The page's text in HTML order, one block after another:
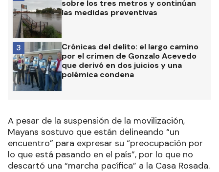
sobre los tres metros y continúan
las medidas preventivas
Crónicas del delito: el largo camino
por el crimen de Gonzalo Acevedo
que derivó en dos juicios y una
polémica condena
3
A pesar de la suspensión de la movilización,
Mayans sostuvo que están delineando “un
encuentro” para expresar su “preocupación por
lo que está pasando en el país”, por lo que no
descartó una “marcha pacífica” a la Casa Rosada.